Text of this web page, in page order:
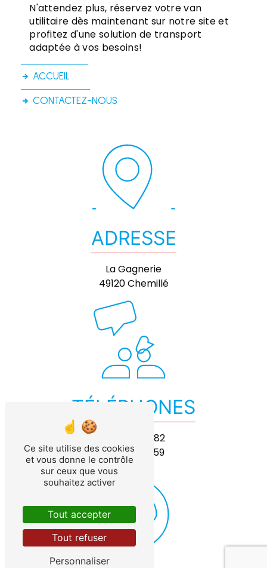
N'attendez plus, réservez votre van
utilitaire dès maintenant sur notre site et
profitez d'une solution de transport
adaptée à vos besoins!
ACCUEIL
CONTACTEZ-NOUS
ADRESSE
La Gagnerie
49120 Chemillé
TÉLÉPHONES
02 41 64 15 82
06 17 21 08 59
Ce site utilise des cookies
et vous donne le contrôle
sur ceux que vous
souhaitez activer
Tout accepter
Tout refuser
Personnaliser